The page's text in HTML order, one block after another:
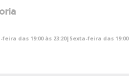
das 19:00 às 23:20|Sexta-feira das